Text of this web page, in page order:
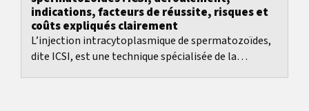
indications, facteurs de réussite, risques et
coûts expliqués clairement
L’injection intracytoplasmique de spermatozoïdes,
dite ICSI, est une technique spécialisée de la